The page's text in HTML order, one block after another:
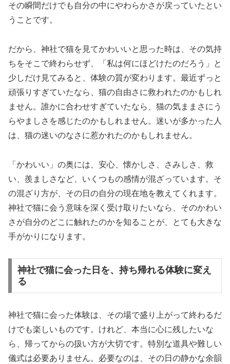
その瞬間だけでも自分の中にやわらかさが戻っていたとい
うことです。
だから、神社で猫を見てかわいいと思った時は、その気持
ちをそこで終わらせず、「私は何にほどけたのだろう」と
少しだけ見てみると、体験の質が変わります。最近ずっと
頑張りすぎていたなら、猫の自由さに救われたのかもしれ
ません。誰かに合わせすぎていたなら、猫の気ままさにう
らやましさを感じたのかもしれません。迷いが多かった人
は、猫の迷いのなさに惹かれたのかもしれません。
「かわいい」の奥には、安心、懐かしさ、さみしさ、救
い、羨ましさなど、いくつもの感情が混ざっています。そ
の混ざり方が、その日の自分の現在地を教えてくれます。
神社で猫に会う意味を深く受け取りたいなら、そのかわい
さが自分のどこに触れたのかを知ることが、とても大きな
手がかりになります。
神社で猫に会った日を、持ち帰れる体験に変え
る
神社で猫に会った体験は、その場で盛り上がって終わるだ
けでも楽しいものです。けれど、本当に心に残したいな
ら、帰ってからの扱い方が大切です。特別な道具や難しい
儀式は必要ありません。必要なのは、その日の静かな余韻